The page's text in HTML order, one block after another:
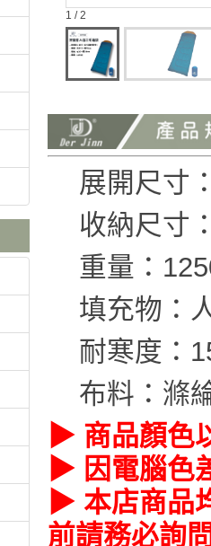
1 / 2
展開尺寸
收納尺寸
重量：
填充物：
耐寒度：
布料：滌
▶ 商品顏色
▶ 因電腦色
▶ 本店商品
前請務必詢